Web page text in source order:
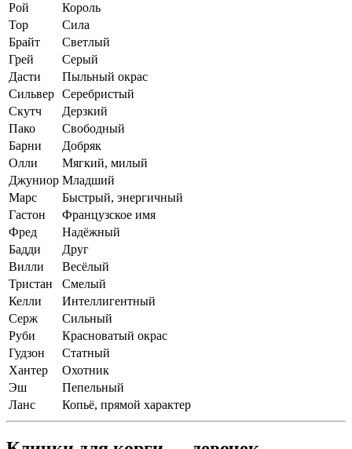
Рой
Король
Тор
Сила
Брайт
Светлый
Грей
Серый
Дасти
Пыльный окрас
Сильвер Серебристый
Скутч
Дерзкий
Пако
Свободный
Барни
Добряк
Олли
Мягкий, милый
Джуниор Младший
Марс
Быстрый, энергичный
Гастон
Французское имя
Фред
Надёжный
Бадди
Друг
Вилли
Весёлый
Тристан
Смелый
Келли
Интеллигентный
Серж
Сильный
Руби
Красноватый окрас
Гудзон
Статный
Хантер
Охотник
Эш
Пепельный
Ланс
Копьё, прямой характер